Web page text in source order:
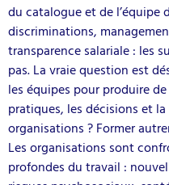
du catalogue et de l’équipe
discriminations,
transparence salariale : les
pas. La vraie question est
les équipes pour produire
pratiques, les décisions et
organisations ? Former
Les organisations sont
profondes du travail :